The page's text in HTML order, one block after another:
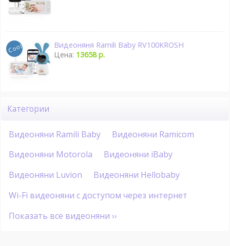
Видеоняня Ramili Baby RV100KROSH
Цена: 13658 р.
Категории
Видеоняни Ramili Baby
Видеоняни Ramicom
Видеоняни Motorola
Видеоняни iBaby
Видеоняни Luvion
Видеоняни Hellobaby
Wi-Fi видеоняни с доступом через интернет
Показать все видеоняни ››